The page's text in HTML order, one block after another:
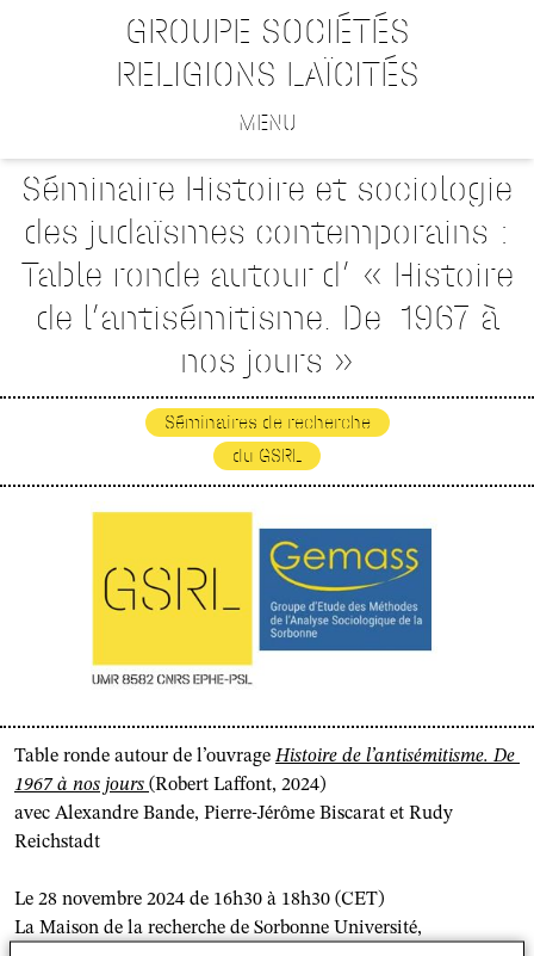
GROUPE SOCIÉTÉS
RELIGIONS LAÏCITÉS
MENU
Séminaire Histoire et sociologie
des judaïsmes contemporains :
Table ronde autour d’ « Histoire
de l’antisémitisme. De 1967 à
nos jours »
Séminaires de recherche
du GSRL
Table ronde autour de l’ouvrage Histoire de l’antisémitisme. De
1967 à nos jours (Robert Laffont, 2024)
avec Alexandre Bande, Pierre-Jérôme Biscarat et Rudy
Reichstadt
Le 28 novembre 2024 de 16h30 à 18h30 (CET)
La Maison de la recherche de Sorbonne Université,